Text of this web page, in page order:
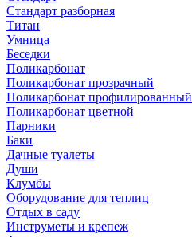
Стандарт разборная
Титан
Умница
Беседки
Поликарбонат
Поликарбонат прозрачный
Поликарбонат профилированный
Поликарбонат цветной
Парники
Баки
Дачные туалеты
Души
Клумбы
Оборудование для теплиц
Отдых в саду
Инструметы и крепеж